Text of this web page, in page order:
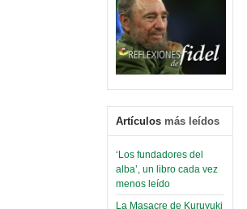
Artículos más leídos
‘Los fundadores del
alba’, un libro cada vez
menos leído
La Masacre de Kuruyuki